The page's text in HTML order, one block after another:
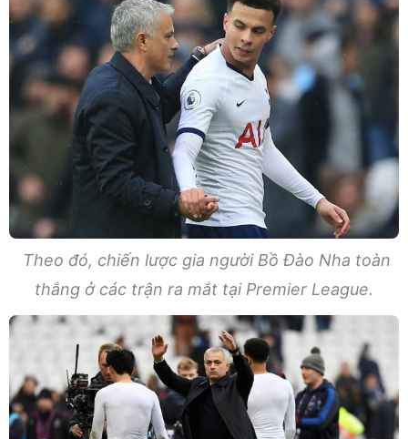
Theo đó, chiến lược gia người Bồ Đào Nha toàn
thắng ở các trận ra mắt tại Premier League.